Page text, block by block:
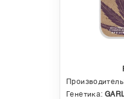
Генетика: